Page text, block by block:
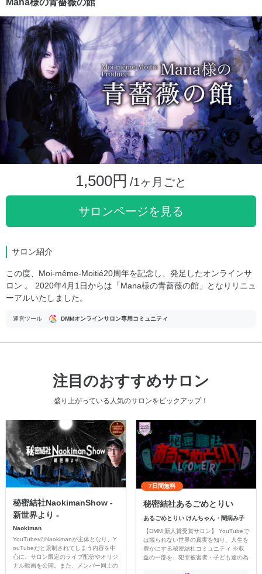
Mana様の青薔薇の館
1,500円 /1ヶ月ごと
サロンページを見る
サロン紹介
この度、Moi-même-Moitié20周年を記念し、発足したオンラインサ
ロン 。 2020年4月1日からは「Mana様の青薔薇の館」となりリニュ
ーアルいたしました。
運営ツール DMMオンラインサロン専用コミュニティ
注目のおすすめサロン
盛り上がっている人気のサロンをピックアップ！
秘密結社NaokimanShow -
新世界より -
Naokiman
YouTuberのNaokimanが主体となり、Y
ouTubeだと規制されてしまう内容を中
心に、サロン限定のライブ配信やオリジ
ナル動画を公開。また、メンバー同士の
7日間無料
秘密結社あるごめとりい
あるごめとりい けんちゃん・闇病み子
【DMM 新人賞受賞サロン】 YouTubeで
は観られない世界の真実を知り、人生を
豊かにする秘密結社コミュニティ ※収
益の一部を、犯罪被害者・子ども達の為